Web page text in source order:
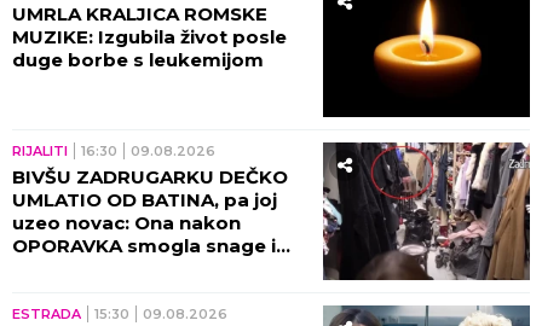
UMRLA KRALJICA ROMSKE
MUZIKE: Izgubila život posle
duge borbe s leukemijom
RIJALITI 16:30 09.08.2026
BIVŠU ZADRUGARKU DEČKO
UMLATIO OD BATINA, pa joj
uzeo novac: Ona nakon
OPORAVKA smogla snage i
ESTRADA 15:30 09.08.2026